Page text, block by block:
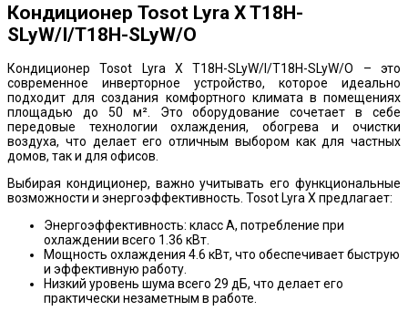
Кондиционер Tosot Lyra X T18H-
SLyW/I/T18H-SLyW/O
Кондиционер Tosot Lyra X T18H-SLyW/I/T18H-SLyW/O – это
современное инверторное устройство, которое идеально
подходит для создания комфортного климата в помещениях
площадью до 50 м². Это оборудование сочетает в себе
передовые технологии охлаждения, обогрева и очистки
воздуха, что делает его отличным выбором как для частных
домов, так и для офисов.
Выбирая кондиционер, важно учитывать его функциональные
возможности и энергоэффективность. Tosot Lyra X предлагает:
Энергоэффективность: класс A, потребление при
охлаждении всего 1.36 кВт.
Мощность охлаждения 4.6 кВт, что обеспечивает быструю
и эффективную работу.
Низкий уровень шума всего 29 дБ, что делает его
практически незаметным в работе.